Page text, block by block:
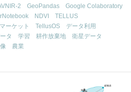
2 GeoPandas
Google Colaboratory
NDVI
TELLUS
ーケット
TellusOS
データ利用
タ
学習 耕作放棄地
衛星データ
農業